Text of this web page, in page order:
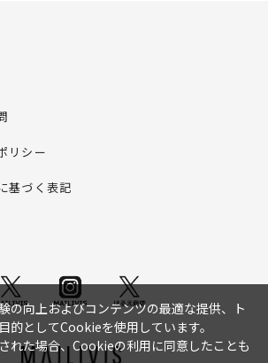
リシー
基づく表記
の向上およびコンテンツの最適な提供、ト
的としてCookieを使用しています。
れた場合、Cookieの利用に同意したことも